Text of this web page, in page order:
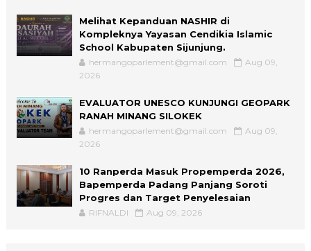
Melihat Kepanduan NASHIR di
Kompleknya Yayasan Cendikia Islamic
School Kabupaten Sijunjung.
hermangoparlement@gmail.com
Aug 09,
2026
EVALUATOR UNESCO KUNJUNGI GEOPARK
RANAH MINANG SILOKEK
hermangoparlement@gmail.com
Aug 09,
2026
10 Ranperda Masuk Propemperda 2026,
Bapemperda Padang Panjang Soroti
Progres dan Target Penyelesaian
RIFNALDI Aug 09, 2026